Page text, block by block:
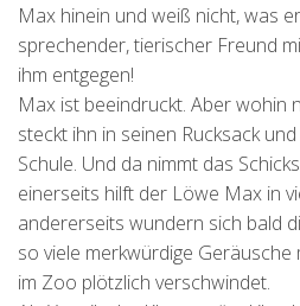
Max hinein und weiß nicht, was
sprechender, tierischer Freund
ihm entgegen!
Max ist beeindruckt. Aber wohin
steckt ihn in seinen Rucksack
Schule. Und da nimmt das
einerseits hilft der Löwe Max in
andererseits wundern sich bald
so viele merkwürdige
im Zoo plötzlich verschwindet.